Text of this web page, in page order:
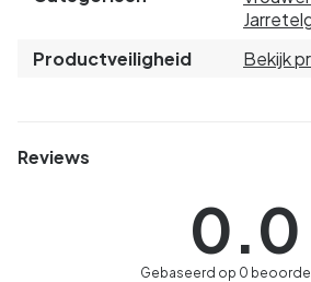
Productveiligheid
Bekijk
Reviews
0.0
Gebaseerd op 0